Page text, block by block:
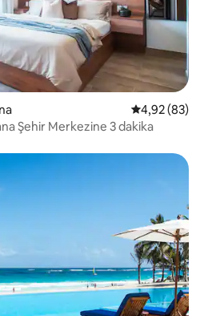
5 üzerinden
4,92 (83)
Şehir Merkezine 3 dakika